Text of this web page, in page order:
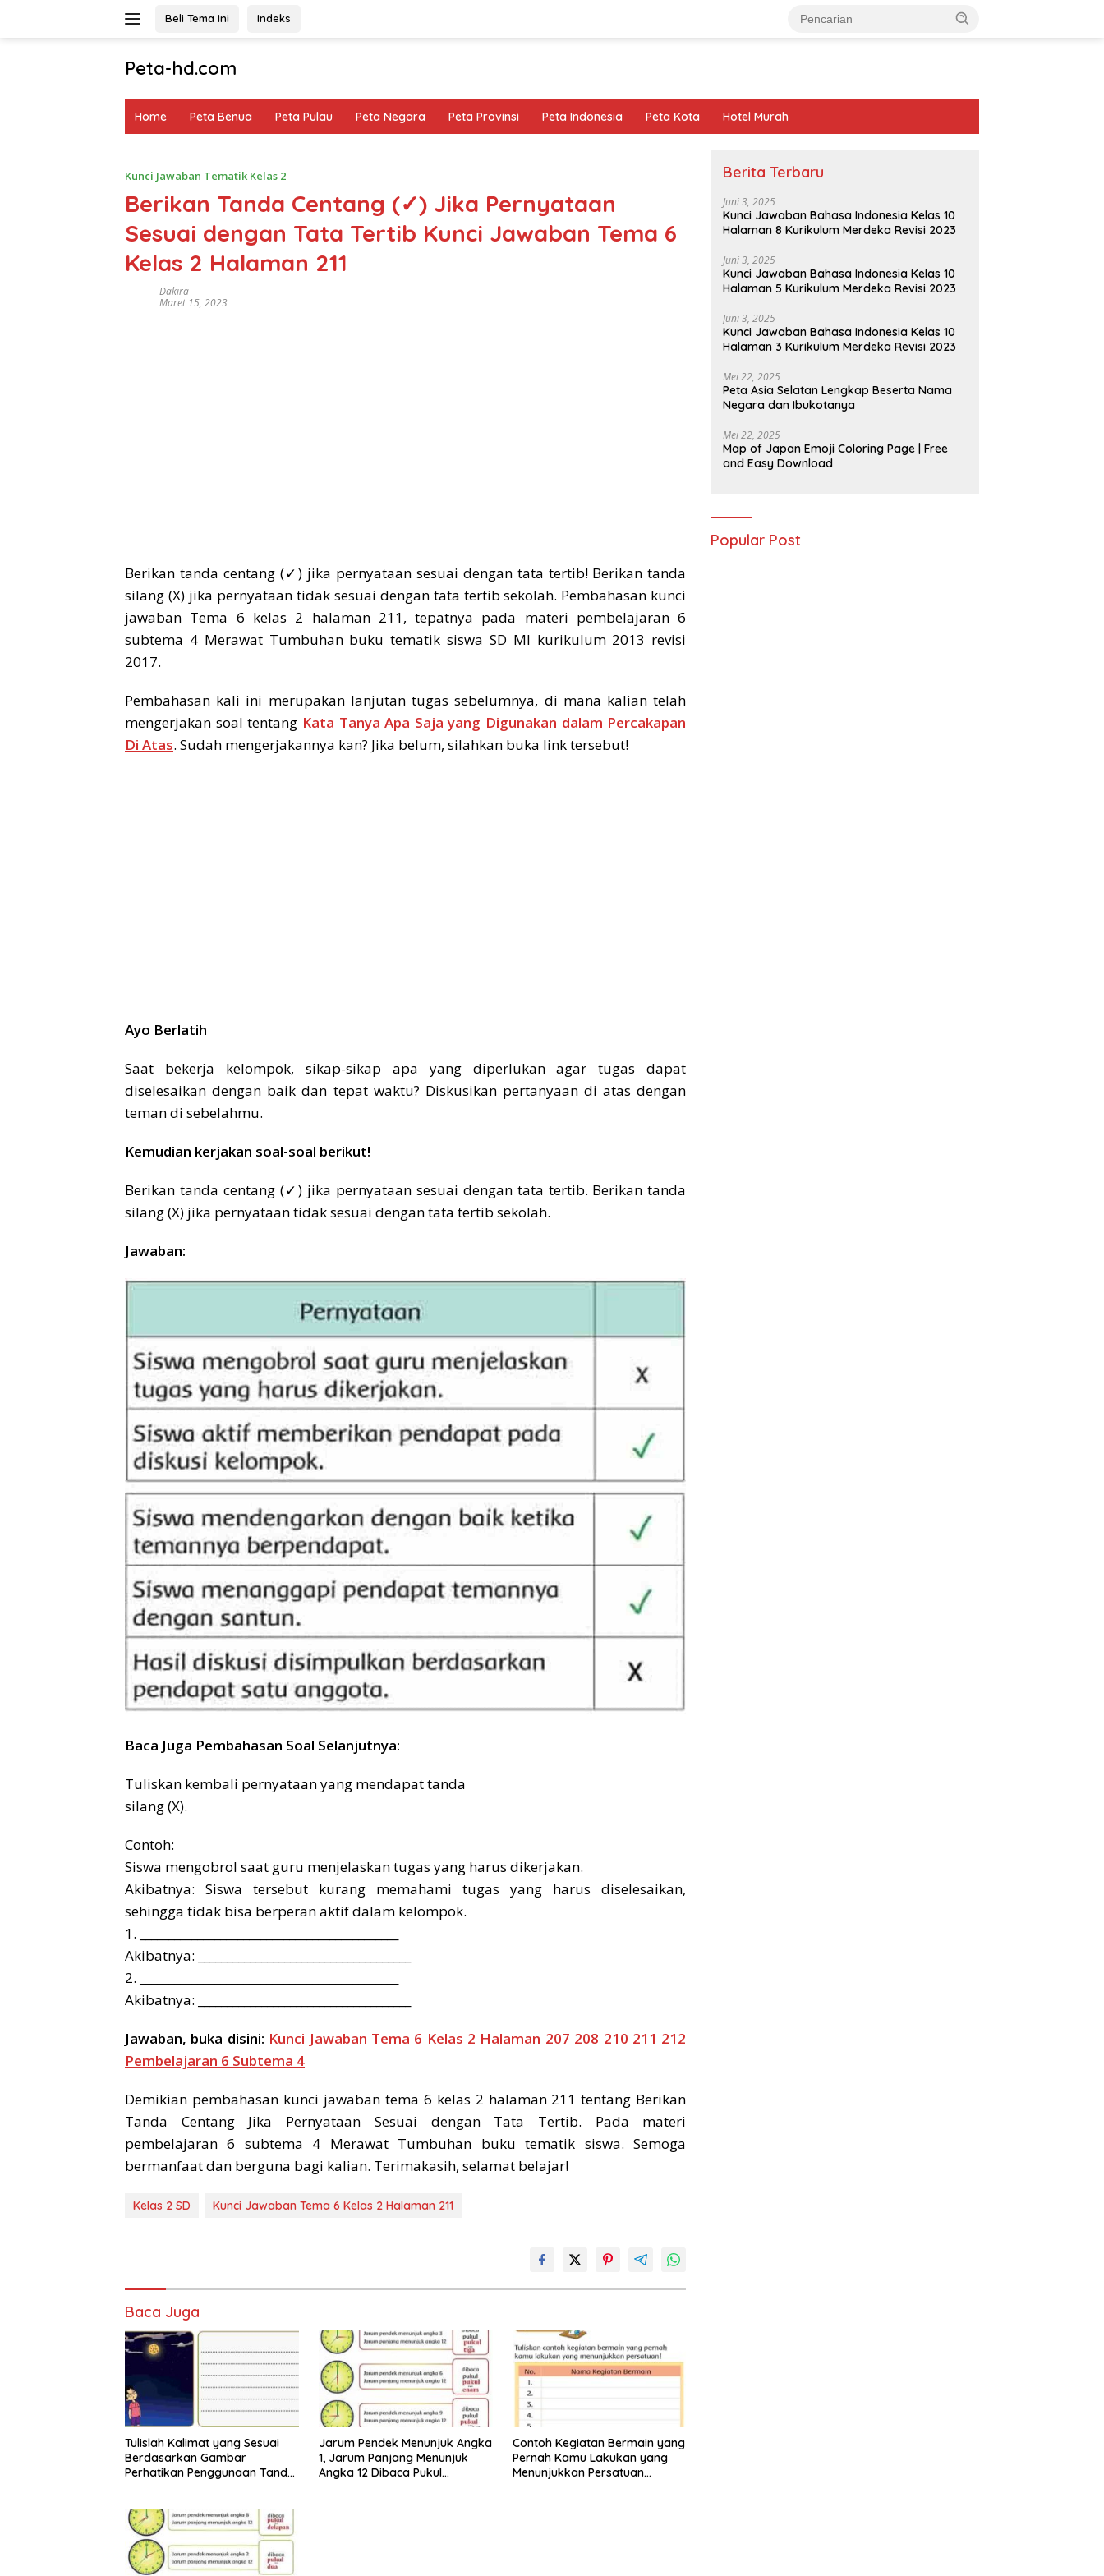
Beli Tema Ini Indeks
Peta-hd.com
Gambar
Home Peta Benua Peta Pulau Peta Negara Peta Provinsi Peta Indonesia Peta Kota Hotel Murah
Kunci Jawaban Tematik Kelas 2
Berikan Tanda Centang (✓) Jika Pernyataan
Sesuai dengan Tata Tertib Kunci Jawaban Tema 6
Kelas 2 Halaman 211
Dakira
Maret 15, 2023
Berikan tanda centang (✓) jika pernyataan sesuai dengan tata tertib! Berikan tanda
silang (X) jika pernyataan tidak sesuai dengan tata tertib sekolah. Pembahasan kunci
jawaban Tema 6 kelas 2 halaman 211, tepatnya pada materi pembelajaran 6
subtema 4 Merawat Tumbuhan buku tematik siswa SD MI kurikulum 2013 revisi
2017.
Pembahasan kali ini merupakan lanjutan tugas sebelumnya, di mana kalian telah
mengerjakan soal tentang Kata Tanya Apa Saja yang Digunakan dalam Percakapan
Di Atas. Sudah mengerjakannya kan? Jika belum, silahkan buka link tersebut!
Ayo Berlatih
Saat bekerja kelompok, sikap-sikap apa yang diperlukan agar tugas dapat
diselesaikan dengan baik dan tepat waktu? Diskusikan pertanyaan di atas dengan
teman di sebelahmu.
Kemudian kerjakan soal-soal berikut!
Berikan tanda centang (✓) jika pernyataan sesuai dengan tata tertib. Berikan tanda
silang (X) jika pernyataan tidak sesuai dengan tata tertib sekolah.
Jawaban:
Baca Juga Pembahasan Soal Selanjutnya:
Tuliskan kembali pernyataan yang mendapat tanda
silang (X).
Contoh:
Siswa mengobrol saat guru menjelaskan tugas yang harus dikerjakan.
Akibatnya: Siswa tersebut kurang memahami tugas yang harus diselesaikan,
sehingga tidak bisa berperan aktif dalam kelompok.
1. _____________________________________________
Akibatnya: _____________________________________
2. _____________________________________________
Akibatnya: _____________________________________
Jawaban, buka disini: Kunci Jawaban Tema 6 Kelas 2 Halaman 207 208 210 211 212
Pembelajaran 6 Subtema 4
Demikian pembahasan kunci jawaban tema 6 kelas 2 halaman 211 tentang Berikan
Tanda Centang Jika Pernyataan Sesuai dengan Tata Tertib. Pada materi
pembelajaran 6 subtema 4 Merawat Tumbuhan buku tematik siswa. Semoga
bermanfaat dan berguna bagi kalian. Terimakasih, selamat belajar!
Kelas 2 SD Kunci Jawaban Tema 6 Kelas 2 Halaman 211
Baca Juga
Tulislah Kalimat yang Sesuai
Berdasarkan Gambar
Perhatikan Penggunaan Tanda
Jarum Pendek Menunjuk Angka
1, Jarum Panjang Menunjuk
Angka 12 Dibaca Pukul
Contoh Kegiatan Bermain yang
Pernah Kamu Lakukan yang
Menunjukkan Persatuan
Berita Terbaru
Juni 3, 2025
Kunci Jawaban Bahasa Indonesia Kelas 10
Halaman 8 Kurikulum Merdeka Revisi 2023
Juni 3, 2025
Kunci Jawaban Bahasa Indonesia Kelas 10
Halaman 5 Kurikulum Merdeka Revisi 2023
Juni 3, 2025
Kunci Jawaban Bahasa Indonesia Kelas 10
Halaman 3 Kurikulum Merdeka Revisi 2023
Mei 22, 2025
Peta Asia Selatan Lengkap Beserta Nama
Negara dan Ibukotanya
Mei 22, 2025
Map of Japan Emoji Coloring Page | Free
and Easy Download
Popular Post